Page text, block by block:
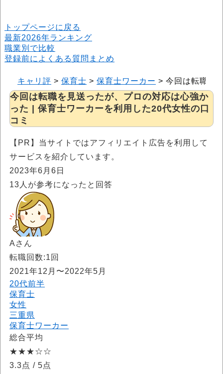
トップページに戻る
最新2026年ランキング
職業別で比較
登録前によくある質問まとめ
キャリ評 > 保育士 > 保育士ワーカー > 今回は転職を
今回は転職を見送ったが、プロの対応は心強か
った | 保育士ワーカーを利用した20代女性の口
コミ
【PR】当サイトではアフィリエイト広告を利用して
サービスを紹介しています。
2023年6月6日
13 人が参考になったと回答
Aさん
転職回数:1回
2021年12月〜2022年5月
20代前半
保育士
女性
三重県
保育士ワーカー
総合平均
★★★☆☆
3.3点 / 5点